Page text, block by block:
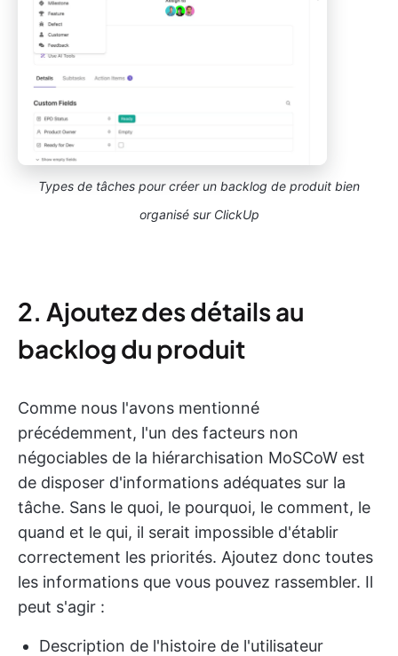
Types de tâches pour créer un backlog de produit bien
organisé sur ClickUp
2. Ajoutez des détails au
backlog du produit
Comme nous l'avons mentionné
précédemment, l'un des facteurs non
négociables de la hiérarchisation MoSCoW est
de disposer d'informations adéquates sur la
tâche. Sans le quoi, le pourquoi, le comment, le
quand et le qui, il serait impossible d'établir
correctement les priorités. Ajoutez donc toutes
les informations que vous pouvez rassembler. Il
peut s'agir :
Description de l'histoire de l'utilisateur